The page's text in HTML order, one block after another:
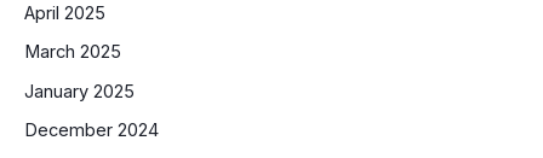
April 2025
March 2025
January 2025
December 2024